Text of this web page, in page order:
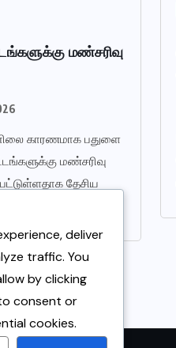
மண்சரிவு
காரணமாக பதுளை
மண்சரிவு
தேசிய
deliver
traffic. You
by clicking
consent or
cookies.